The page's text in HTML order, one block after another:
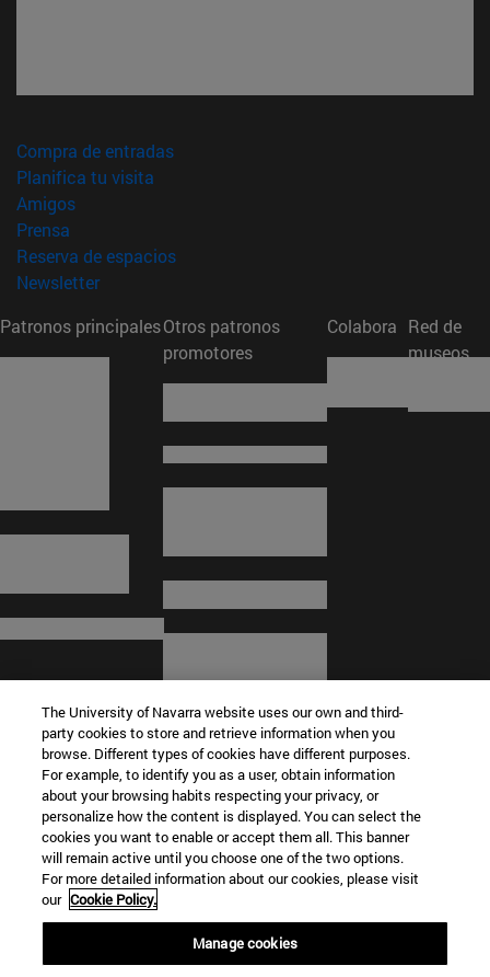
Compra de entradas(abre en nueva ventana)
Planifica tu visita
Amigos(abre en nueva ventana)
Prensa
Reserva de espacios(abre en nueva ventana)
Newsletter(abre en nueva ventana)
Patronos principalesOtros patronos
promotores
Colabora Red de
museos
© Universidad de Navarra
Información legal
Términos y condiciones
Accesibilidad
Configuración de cookies
The University of Navarra website uses our own and third-
party cookies to store and retrieve information when you
browse. Different types of cookies have different purposes.
For example, to identify you as a user, obtain information
about your browsing habits respecting your privacy, or
personalize how the content is displayed. You can select the
cookies you want to enable or accept them all. This banner
will remain active until you choose one of the two options.
For more detailed information about our cookies, please visit
our Cookie Policy.
Manage cookies